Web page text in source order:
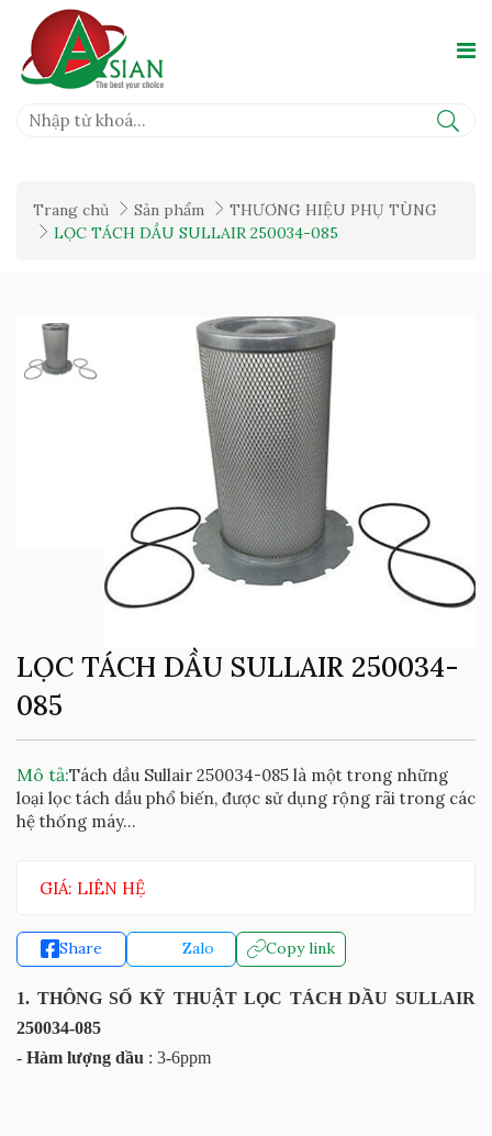
Trang chủ Sản phẩm
THƯƠNG HIỆU PHỤ TÙNG
LỌC TÁCH DẦU SULLAIR 250034-085
LỌC TÁCH DẦU SULLAIR 250034-
085
Mô tả:Tách dầu Sullair 250034-085 là một trong những
loại lọc tách dầu phổ biến, được sử dụng rộng rãi trong các
hệ thống máy...
GIÁ: LIÊN HỆ
Share Zalo Copy link
1. THÔNG SỐ KỸ THUẬT LỌC TÁCH DẦU SULLAIR
250034-085
- Hàm lượng dầu : 3-6ppm